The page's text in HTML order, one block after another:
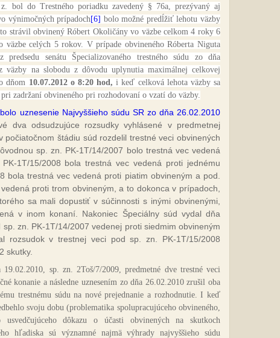
bol do Trestného poriadku zavedený § 76a, prezývaný aj
výnimočných prípadoch[6] bolo možné predĺžiť lehotu väzby
strávil obvinený Róbert Okoličány vo väzbe celkom 4 roky 6
celých 5 rokov. V prípade obvineného Róberta Niguta
senátu Špecializovaného trestného súdu zo dňa
väzby na slobodu z dôvodu uplynutia maximálnej celkovej
dňom 10.07.2012 o 8:20 hod,i keď celková lehota väzby sa
zadržaní obvineného pri rozhodovaní o vzatí do väzby.
bolo uznesenie Najvyššieho súdu SR zo dňa 26.02.2010
dva odsudzujúce rozsudky vyhlásené v predmetnej
štádiu súd rozdelil trestné veci obvinených
sp. zn. PK-1T/14/2007 bolo trestná vec vedená
1T/15/2008 bola trestná vec vedená proti jednému
bola trestná vec vedená proti piatim obvineným a pod.
proti trom obvineným, a to dokonca v prípadoch,
sa mali dopustiť v súčinnosti s inými obvinenými,
v inom konaní. Nakoniec Špeciálny súd vydal dňa
zn. PK-1T/14/2007 vedenej proti siedmim obvineným
rozsudok v trestnej veci pod sp. zn. PK-1T/15/2008
skutky.
sp. zn. 2Toš/7/2009, predmetné dve trestné veci
konanie a následne uznesením zo dňa 26.02.2010 zrušil oba
trestnému súdu na nové prejednanie a rozhodnutie. I keď
svoju dobu (problematika spolupracujúceho obvineného,
usvedčujúceho dôkazu o účasti obvinených na skutkoch
hľadiska sú významné najmä výhrady najvyššieho súdu